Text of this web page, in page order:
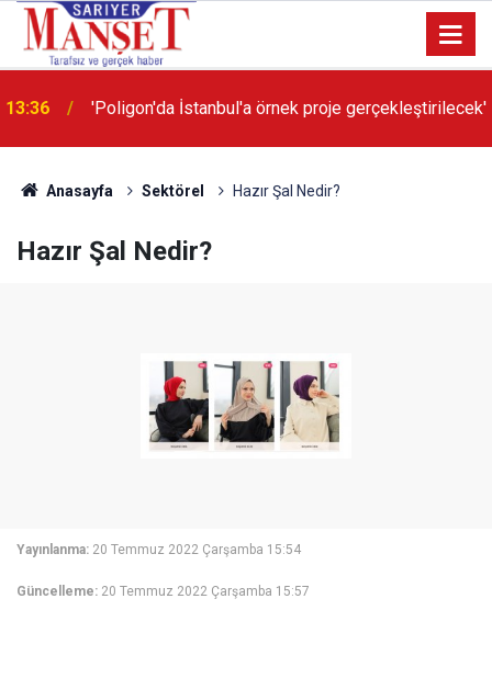
13:36 'Poligon'da İstanbul'a örnek proje gerçekleştirilecek'
Anasayfa Sektörel Hazır Şal Nedir?
Hazır Şal Nedir?
Yayınlanma: 20 Temmuz 2022 Çarşamba 15:54
Güncelleme: 20 Temmuz 2022 Çarşamba 15:57